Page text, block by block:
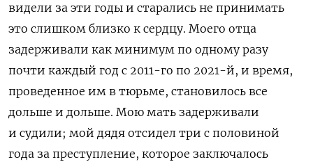
видели за эти годы и старались не принимать
это слишком близко к сердцу. Моего отца
задерживали как минимум по одному разу
почти каждый год с 2011-го по 2021-й, и время,
проведенное им в тюрьме, становилось все
дольше и дольше. Мою мать задерживали
и судили; мой дядя отсидел три с половиной
года за преступление, которое заключалось